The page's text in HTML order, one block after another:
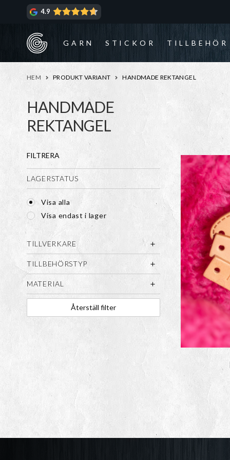
4.9
GARN STICKOR TILLBEHÖR
HEM PRODUKT VARIANT HANDMADE REKTANGEL
HANDMADE
REKTANGEL
FILTRERA
LAGERSTATUS
Visa alla
Visa endast i lager
TILLVERKARE
TILLBEHÖRSTYP
MATERIAL
Återställ filter